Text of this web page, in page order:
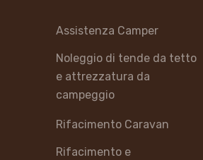
Assistenza Camper
Noleggio di tende da tetto
e attrezzatura da
campeggio
Rifacimento Caravan
Rifacimento e